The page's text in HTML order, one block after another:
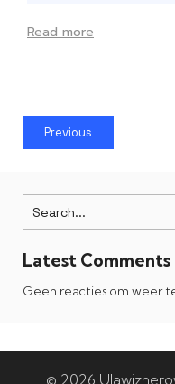
Read more
Previous
Latest Comments
Geen reacties om weer
© 2026